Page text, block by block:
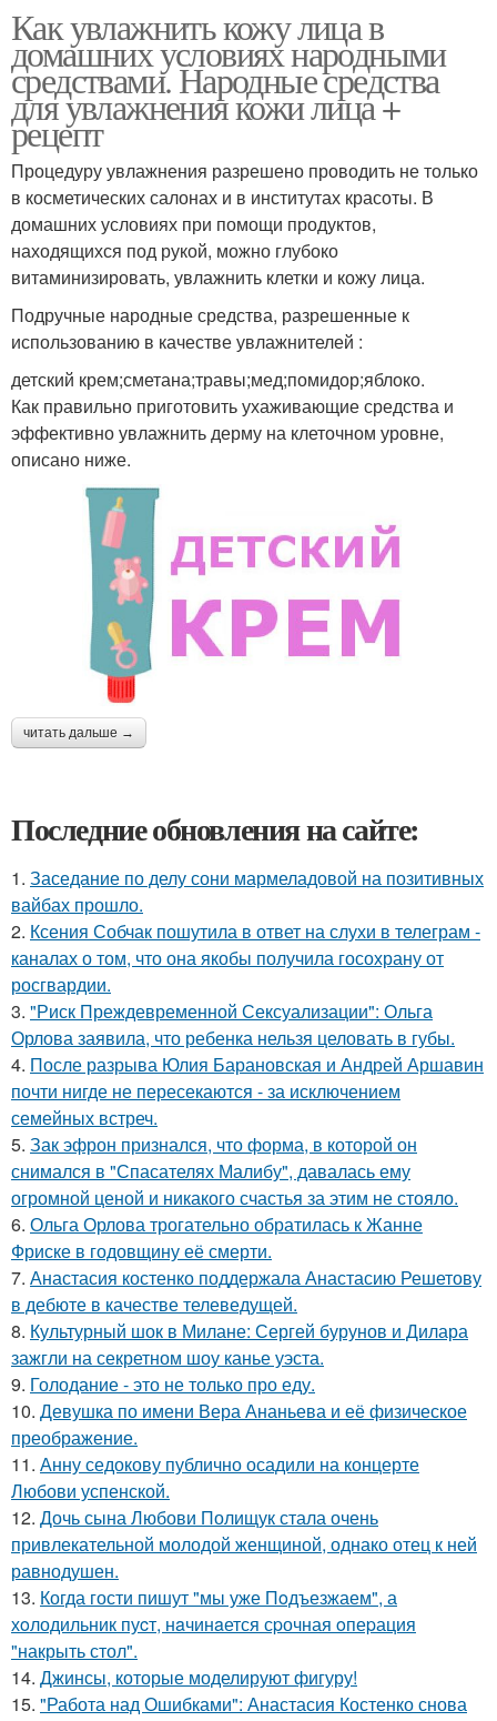
Как увлажнить кожу лица в
домашних условиях народными
средствами. Народные средства
для увлажнения кожи лица +
рецепт
Процедуру увлажнения разрешено проводить не только
в косметических салонах и в институтах красоты. В
домашних условиях при помощи продуктов,
находящихся под рукой, можно глубоко
витаминизировать, увлажнить клетки и кожу лица.
Подручные народные средства, разрешенные к
использованию в качестве увлажнителей :
детский крем;сметана;травы;мед;помидор;яблоко.
Как правильно приготовить ухаживающие средства и
эффективно увлажнить дерму на клеточном уровне,
описано ниже.
читать дальше →
Последние обновления на сайте:
1. Заседание по делу сони мармеладовой на позитивных
вайбах прошло.
2. Ксения Собчак пошутила в ответ на слухи в телеграм -
каналах о том, что она якобы получила госохрану от
росгвардии.
3. "Риск Преждевременной Сексуализации": Ольга
Орлова заявила, что ребенка нельзя целовать в губы.
4. После разрыва Юлия Барановская и Андрей Аршавин
почти нигде не пересекаются - за исключением
семейных встреч.
5. Зак эфрон признался, что форма, в которой он
снимался в "Спасателях Малибу", давалась ему
огромной ценой и никакого счастья за этим не стояло.
6. Ольга Орлова трогательно обратилась к Жанне
Фриске в годовщину её смерти.
7. Анастасия костенко поддержала Анастасию Решетову
в дебюте в качестве телеведущей.
8. Культурный шок в Милане: Сергей бурунов и Дилара
зажгли на секретном шоу канье уэста.
9. Голодание - это не только про еду.
10. Девушка по имени Вера Ананьева и её физическое
преображение.
11. Анну седокову публично осадили на концерте
Любови успенской.
12. Дочь сына Любови Полищук стала очень
привлекательной молодой женщиной, однако отец к ней
равнодушен.
13. Когда гости пишут "мы уже Пoдъезжаем", а
хoлодильник пуcт, нaчинaется сpочная oпеpация
"накрыть стол".
14. Джинсы, которые моделируют фигуру!
15. "Работа над Ошибками": Анастасия Костенко снова